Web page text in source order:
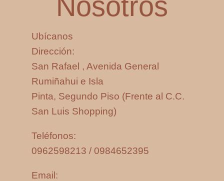
Ubícanos
Dirección:
San Rafael , Avenida General
Rumiñahui e Isla
Pinta, Segundo Piso (Frente al C.C.
San Luis Shopping)
Teléfonos:
0962598213 / 0984652395
Email: